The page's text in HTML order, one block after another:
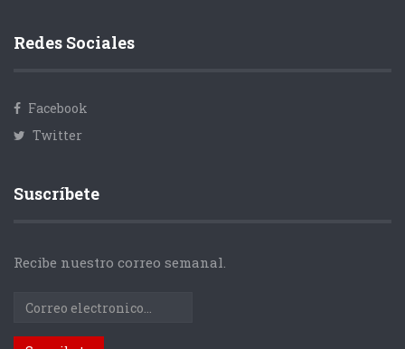
Redes Sociales
Facebook
Twitter
Suscríbete
Recibe nuestro correo semanal.